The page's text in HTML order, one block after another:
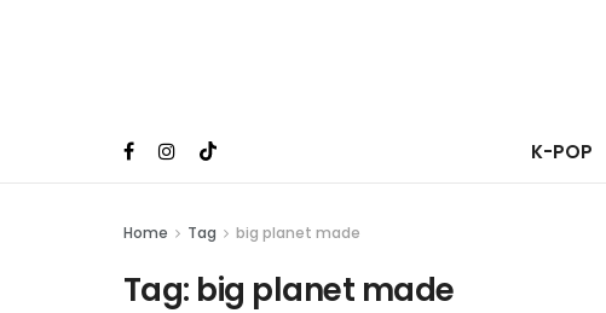
K-POP
Home Tag big planet made
Tag: big planet made